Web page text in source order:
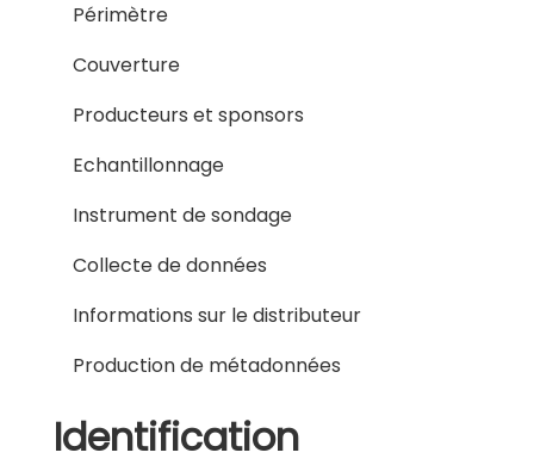
Périmètre
Couverture
Producteurs et sponsors
Echantillonnage
Instrument de sondage
Collecte de données
Informations sur le distributeur
Production de métadonnées
Identification